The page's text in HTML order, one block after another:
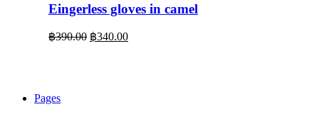
Eingerless gloves in camel
฿390.00 Original
฿340.00Current
Pages